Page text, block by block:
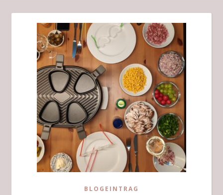
BLOGEINTRAG